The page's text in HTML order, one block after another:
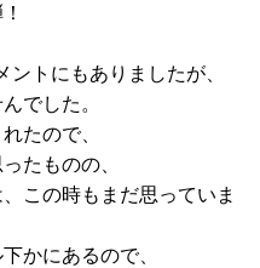
トにもありましたが、
でした。
たので、
たものの、
この時もまだ思っていま
かにあるので、